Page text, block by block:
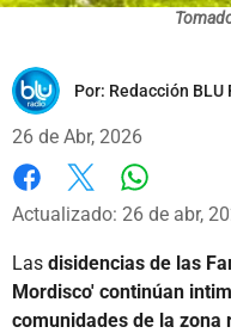
Por: Redacción BLU
26 de Abr, 2026
Facebook
X
Actualizado: 26 de abr,
Las disidencias de las
Mordisco' continúan
comunidades de la zona